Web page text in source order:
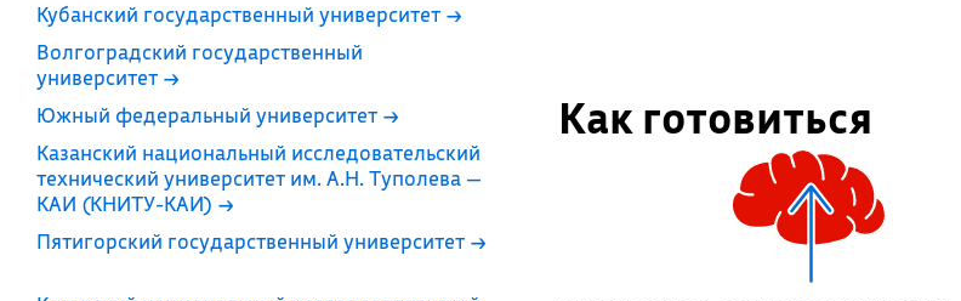
Кубанский государственный университет →
Волгоградский государственный
университет →
Южный федеральный университет →
Казанский национальный исследовательский
технический университет им. А.Н. Туполева —
КАИ (КНИТУ-КАИ) →
Пятигорский государственный университет →
Как готовиться